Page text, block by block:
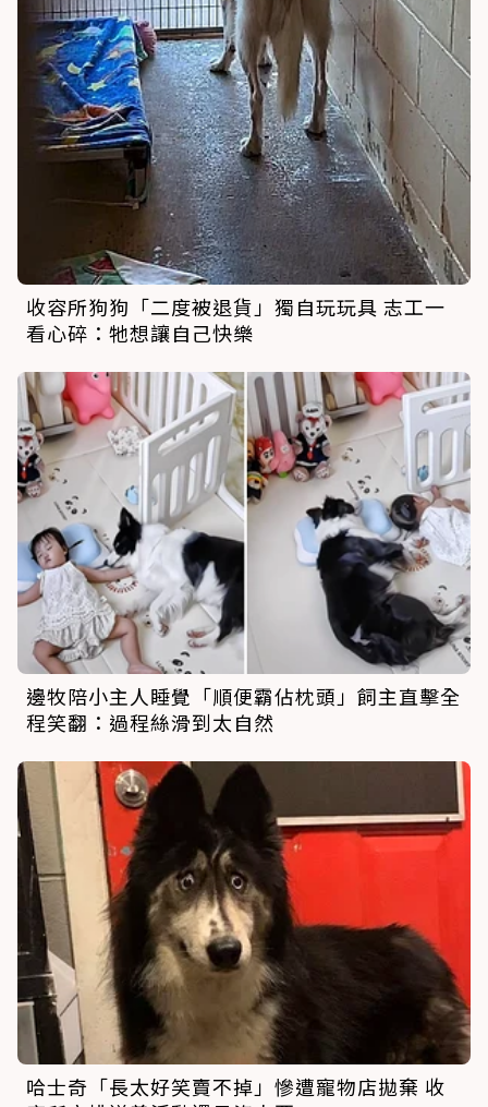
收容所狗狗「二度被退貨」獨自玩玩具 志工一
看心碎：牠想讓自己快樂
邊牧陪小主人睡覺「順便霸佔枕頭」飼主直擊全
程笑翻：過程絲滑到太自然
哈士奇「長太好笑賣不掉」慘遭寵物店拋棄 收